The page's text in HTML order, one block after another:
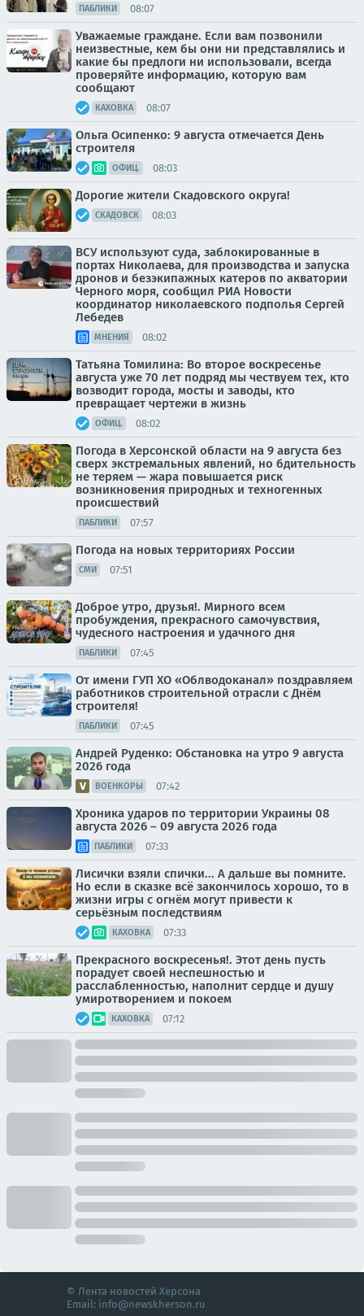
ПАБЛИКИ 08:07
Уважаемые граждане. Если вам позвонили
неизвестные, кем бы они ни представлялись и
какие бы предлоги ни использовали, всегда
проверяйте информацию, которую вам
сообщают
КАХОВКА 08:07
Ольга Осипенко: 9 августа отмечается День
строителя
ОФИЦ. 08:03
Дорогие жители Скадовского округа!
СКАДОВСК 08:03
ВСУ используют суда, заблокированные в
портах Николаева, для производства и запуска
дронов и безэкипажных катеров по акватории
Черного моря, сообщил РИА Новости
координатор николаевского подполья Сергей
Лебедев
МНЕНИЯ 08:02
Татьяна Томилина: Во второе воскресенье
августа уже 70 лет подряд мы чествуем тех, кто
возводит города, мосты и заводы, кто
превращает чертежи в жизнь
ОФИЦ. 08:02
Погода в Херсонской области на 9 августа без
сверх экстремальных явлений, но бдительность
не теряем — жара повышается риск
возникновения природных и техногенных
происшествий
ПАБЛИКИ 07:57
Погода на новых территориях России
СМИ 07:51
Доброе утро, друзья!. Мирного всем
пробуждения, прекрасного самочувствия,
чудесного настроения и удачного дня
ПАБЛИКИ 07:45
От имени ГУП ХО «Облводоканал» поздравляем
работников строительной отрасли с Днём
строителя!
ПАБЛИКИ 07:45
Андрей Руденко: Обстановка на утро 9 августа
2026 года
ВОЕНКОРЫ 07:42
Хроника ударов по территории Украины 08
августа 2026 – 09 августа 2026 года
ПАБЛИКИ 07:33
Лисички взяли спички... А дальше вы помните.
Но если в сказке всё закончилось хорошо, то в
жизни игры с огнём могут привести к
серьёзным последствиям
КАХОВКА 07:33
Прекрасного воскресенья!. Этот день пусть
порадует своей неспешностью и
расслабленностью, наполнит сердце и душу
умиротворением и покоем
КАХОВКА 07:12
© Лента новостей Херсона
Email: info@newskherson.ru